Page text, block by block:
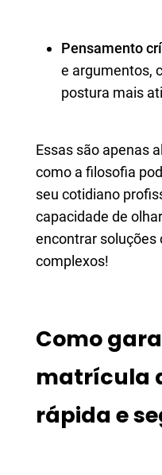
Pensamento
e argumentos,
postura mais
Essas são apenas
como a filosofia
seu cotidiano
capacidade de
encontrar soluções
complexos!
Como
matrícula
rápida e